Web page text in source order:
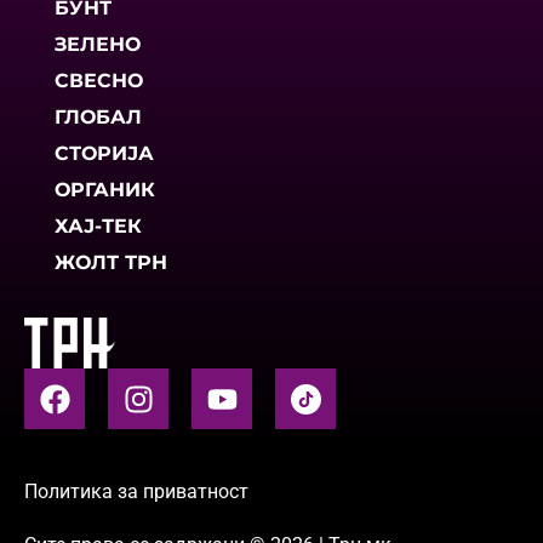
БУНТ
ЗЕЛЕНО
СВЕСНО
ГЛОБАЛ
СТОРИЈА
ОРГАНИК
ХАЈ-ТЕК
ЖОЛТ ТРН
Политика за приватност